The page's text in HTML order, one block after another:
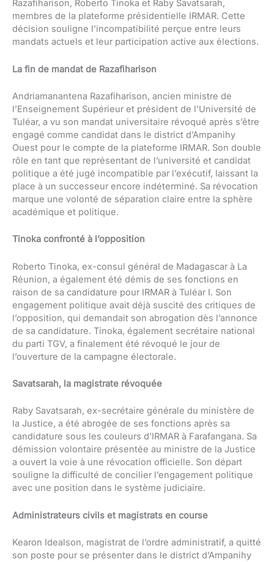
Razafiharison, Roberto Tinoka et Raby Savatsarah,
membres de la plateforme présidentielle IRMAR. Cette
décision souligne l’incompatibilité perçue entre leurs
mandats actuels et leur participation active aux élections.
La fin de mandat de Razafiharison
Andriamanantena Razafiharison, ancien ministre de
l’Enseignement Supérieur et président de l’Université de
Tuléar, a vu son mandat universitaire révoqué après s’être
engagé comme candidat dans le district d’Ampanihy
Ouest pour le compte de la plateforme IRMAR. Son double
rôle en tant que représentant de l’université et candidat
politique a été jugé incompatible par l’exécutif, laissant la
place à un successeur encore indéterminé. Sa révocation
marque une volonté de séparation claire entre la sphère
académique et politique.
Tinoka confronté à l’opposition
Roberto Tinoka, ex-consul général de Madagascar à La
Réunion, a également été démis de ses fonctions en
raison de sa candidature pour IRMAR à Tuléar I. Son
engagement politique avait déjà suscité des critiques de
l’opposition, qui demandait son abrogation dès l’annonce
de sa candidature. Tinoka, également secrétaire national
du parti TGV, a finalement été révoqué le jour de
l’ouverture de la campagne électorale.
Savatsarah, la magistrate révoquée
Raby Savatsarah, ex-secrétaire générale du ministère de
la Justice, a été abrogée de ses fonctions après sa
candidature sous les couleurs d’IRMAR à Farafangana. Sa
démission volontaire présentée au ministre de la Justice
a ouvert la voie à une révocation officielle. Son départ
souligne la difficulté de concilier l’engagement politique
avec une position dans le système judiciaire.
Administrateurs civils et magistrats en course
Kearon Idealson, magistrat de l’ordre administratif, a quitté
son poste pour se présenter dans le district d’Ampanihy